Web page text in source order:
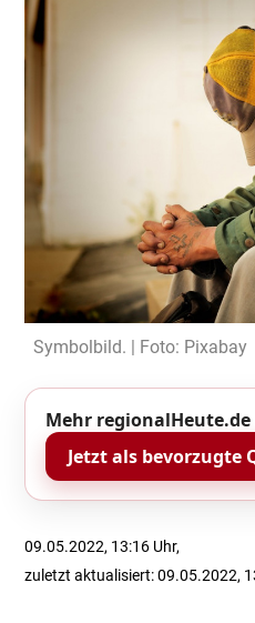
Symbolbild. | Foto: Pixabay
Mehr regionalHeute.de
Jetzt als bevorzugte
09.05.2022, 13:16 Uhr,
zuletzt aktualisiert: 09.05.2022,